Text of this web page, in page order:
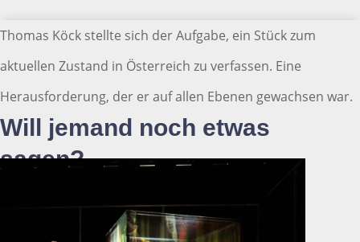
Will jemand noch etwas
sagen?
Thomas Köck stellte sich der Aufgabe, ein Stück zum
aktuellen Zustand in Österreich zu verfassen. Eine
Herausforderung, der er auf allen Ebenen gewachsen war.